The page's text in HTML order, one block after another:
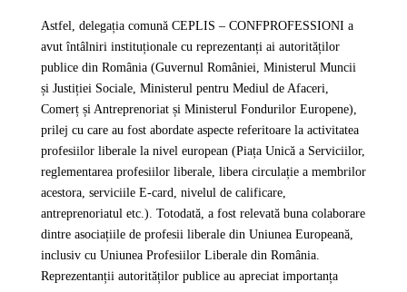
Astfel, delegația comună CEPLIS – CONFPROFESSIONI a
avut întâlniri instituționale cu reprezentanți ai autorităților
publice din România (Guvernul României, Ministerul Muncii
și Justiției Sociale, Ministerul pentru Mediul de Afaceri,
Comerț și Antreprenoriat și Ministerul Fondurilor Europene),
prilej cu care au fost abordate aspecte referitoare la activitatea
profesiilor liberale la nivel european (Piața Unică a Serviciilor,
reglementarea profesiilor liberale, libera circulație a membrilor
acestora, serviciile E-card, nivelul de calificare,
antreprenoriatul etc.). Totodată, a fost relevată buna colaborare
dintre asociațiile de profesii liberale din Uniunea Europeană,
inclusiv cu Uniunea Profesiilor Liberale din România.
Reprezentanții autorităților publice au apreciat importanța